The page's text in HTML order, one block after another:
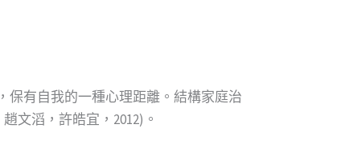
保有自我的一種心理距離。結構家庭治
文滔，許皓宜，2012)。